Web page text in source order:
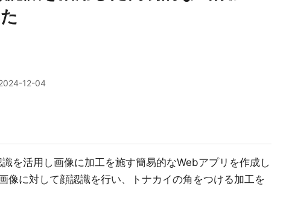
12-04
を活用し画像に加工を施す簡易的なWebアプリを作成し
像に対して顔認識を行い、トナカイの角をつける加工を